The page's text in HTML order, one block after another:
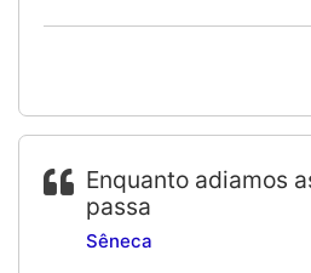
Enquanto adiamos
passa
Sêneca